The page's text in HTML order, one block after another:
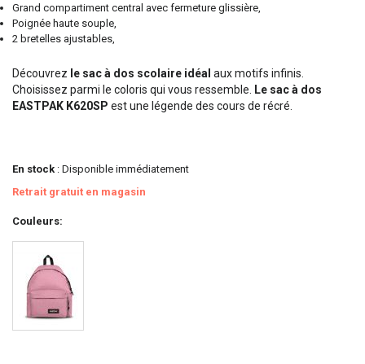
Grand compartiment central avec fermeture glissière,
Poignée haute souple,
2 bretelles ajustables,
Découvrez le sac à dos scolaire idéal aux motifs infinis.
Choisissez parmi le coloris qui vous ressemble. Le sac à dos
EASTPAK K620SP est une légende des cours de récré.
En stock : Disponible immédiatement
Retrait gratuit en magasin
Couleurs